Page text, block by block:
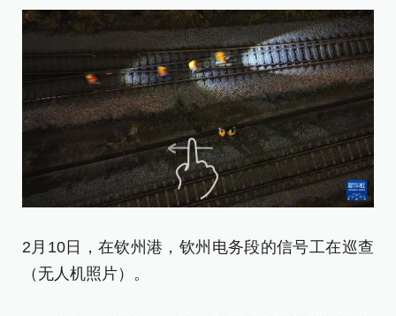
2月10日，在钦州港，钦州电务段的信号工在巡查
（无人机照片）。